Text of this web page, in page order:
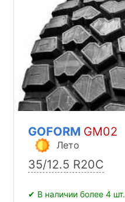
GOFORM GM02
Лето
35/12.5 R20C
✔ В наличии более 4 шт.